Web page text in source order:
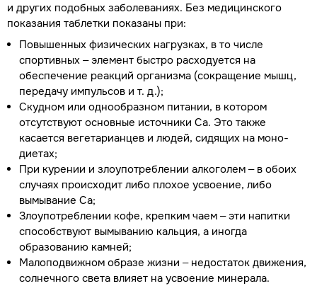
и других подобных заболеваниях. Без медицинского
показания таблетки показаны при:
Повышенных физических нагрузках, в то числе
спортивных – элемент быстро расходуется на
обеспечение реакций организма (сокращение мышц,
передачу импульсов и т. д.);
Скудном или однообразном питании, в котором
отсутствуют основные источники Са. Это также
касается вегетарианцев и людей, сидящих на моно-
диетах;
При курении и злоупотреблении алкоголем – в обоих
случаях происходит либо плохое усвоение, либо
вымывание Са;
Злоупотреблении кофе, крепким чаем – эти напитки
способствуют вымыванию кальция, а иногда
образованию камней;
Малоподвижном образе жизни – недостаток движения,
солнечного света влияет на усвоение минерала.